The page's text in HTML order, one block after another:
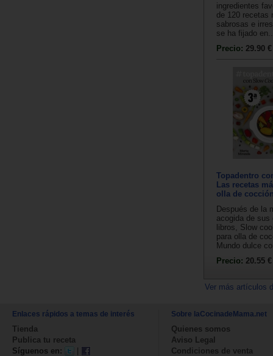
ingredientes
de 120 recetas
sabrosas e
se ha fijado
Precio: 29.90 €
Topadentro
Las recetas
olla de
Después de la
acogida de sus
libros, Slow
para olla de
Mundo dulce
Precio: 20.55 €
Ver más artículos
Enlaces rápidos a temas de interés
Tienda
Publica tu receta
Síguenos en:
|
Sobre laCocinadeMama.net
Quienes somos
Aviso Legal
Condiciones de venta